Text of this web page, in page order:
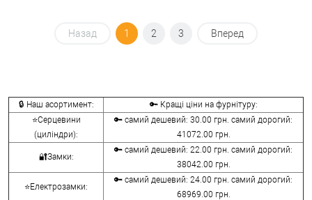
Назад 1 2 3 Вперед
🔒 Наш асортимент:
🔑 Кращі ціни на фурнітуру:
⭐Серцевини
(циліндри):
🔑 самий дешевий: 30.00 грн. самий дорогий:
41072.00 грн.
🔐Замки:
🔑 самий дешевий: 22.00 грн. самий дорогий:
38042.00 грн.
⭐Електрозамки:
🔑 самий дешевий: 24.00 грн. самий дорогий:
68969.00 грн.